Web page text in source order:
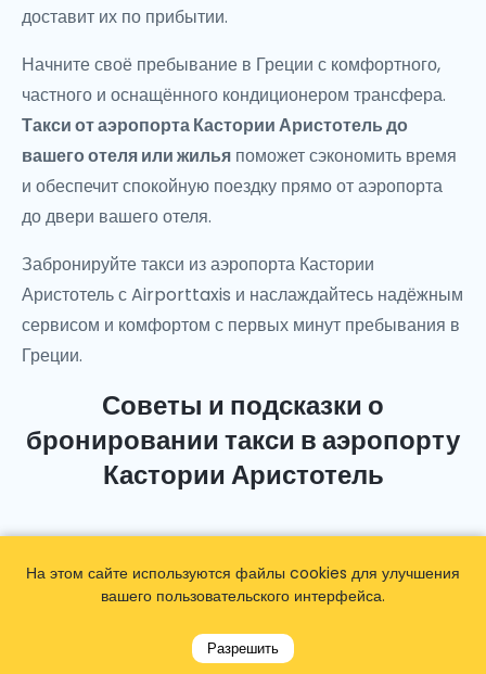
доставит их по прибытии.
Начните своё пребывание в Греции с комфортного,
частного и оснащённого кондиционером трансфера.
Такси от аэропорта Кастории Аристотель до
вашего отеля или жилья поможет сэкономить время
и обеспечит спокойную поездку прямо от аэропорта
до двери вашего отеля.
Забронируйте такси из аэропорта Кастории
Аристотель сAirporttaxis и наслаждайтесь надёжным
сервисом и комфортом с первых минут пребывания в
Греции.
Советы и подсказки о
бронировании такси в аэропорту
Кастории Аристотель
Такси аэропорта Кастории Аристотеля (KSO)
работают по счетчику, поэтому убедитесь, что
таксометр сброшен и включен сразу после входа в
На этом сайте используются файлы cookies для улучшения
вашего пользовательского интерфейса.
Разрешить